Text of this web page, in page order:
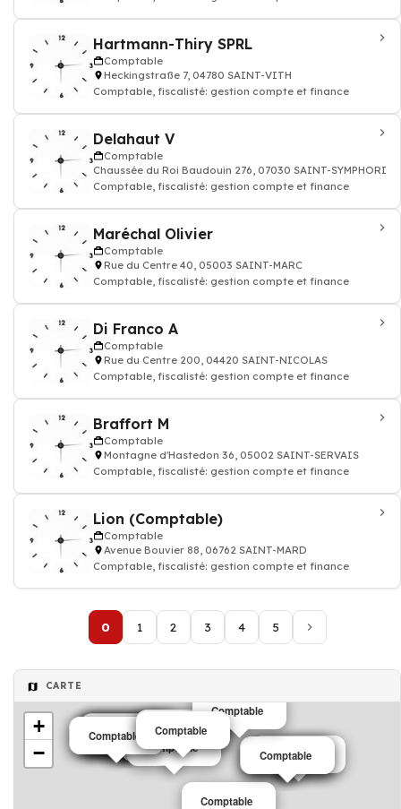
Hartmann-Thiry SPRL
Comptable
Heckingstraße 7, 04780 SAINT-VITH
Comptable, fiscalisté: gestion compte et finance
Delahaut V
Comptable
Chaussée du Roi Baudouin 276, 07030 SAINT-SYMPHORIEN
Comptable, fiscalisté: gestion compte et finance
Maréchal Olivier
Comptable
Rue du Centre 40, 05003 SAINT-MARC
Comptable, fiscalisté: gestion compte et finance
Di Franco A
Comptable
Rue du Centre 200, 04420 SAINT-NICOLAS
Comptable, fiscalisté: gestion compte et finance
Braffort M
Comptable
Montagne d'Hastedon 36, 05002 SAINT-SERVAIS
Comptable, fiscalisté: gestion compte et finance
Lion (Comptable)
Comptable
Avenue Bouvier 88, 06762 SAINT-MARD
Comptable, fiscalisté: gestion compte et finance
0 1 2 3 4 5
CARTE
Comptable
Comptable
Comptable
Comptable
Comptable
Comptable
Comptable
Comptable
Comptable Comptable
Comptable
Comptable
Comptable
Comptable
Comptable Comptable
Comptable
Comptable
+
−